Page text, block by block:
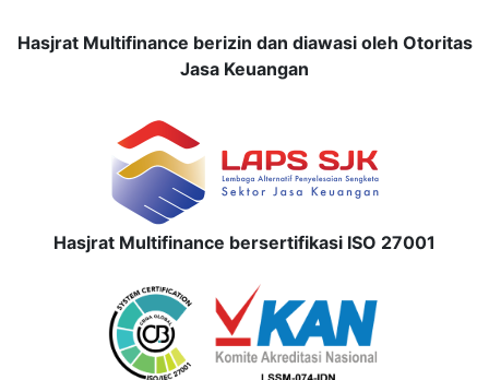
Hasjrat Multifinance berizin dan diawasi oleh Otoritas
Jasa Keuangan
Hasjrat Multifinance bersertifikasi ISO 27001